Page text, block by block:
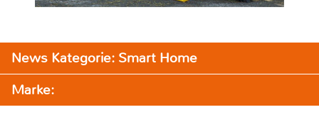
News Kategorie: Smart Home
Marke: